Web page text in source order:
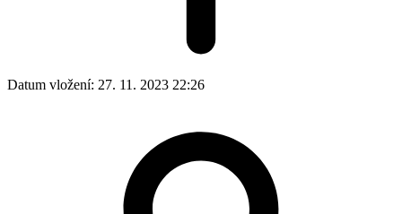
Datum vložení: 27. 11. 2023 22:26